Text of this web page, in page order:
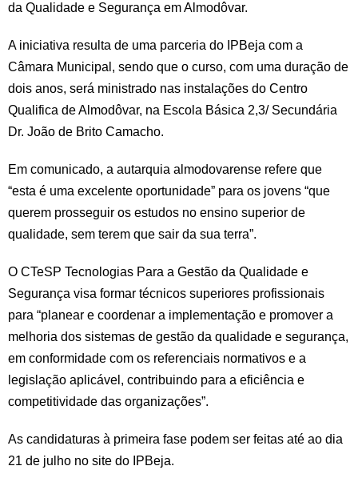
da Qualidade e Segurança em Almodôvar.
A iniciativa resulta de uma parceria do IPBeja com a
Câmara Municipal, sendo que o curso, com uma duração de
dois anos, será ministrado nas instalações do Centro
Qualifica de Almodôvar, na Escola Básica 2,3/ Secundária
Dr. João de Brito Camacho.
Em comunicado, a autarquia almodovarense refere que
“esta é uma excelente oportunidade” para os jovens “que
querem prosseguir os estudos no ensino superior de
qualidade, sem terem que sair da sua terra”.
O CTeSP Tecnologias Para a Gestão da Qualidade e
Segurança visa formar técnicos superiores profissionais
para “planear e coordenar a implementação e promover a
melhoria dos sistemas de gestão da qualidade e segurança,
em conformidade com os referenciais normativos e a
legislação aplicável, contribuindo para a eficiência e
competitividade das organizações”.
As candidaturas à primeira fase podem ser feitas até ao dia
21 de julho no site do IPBeja.